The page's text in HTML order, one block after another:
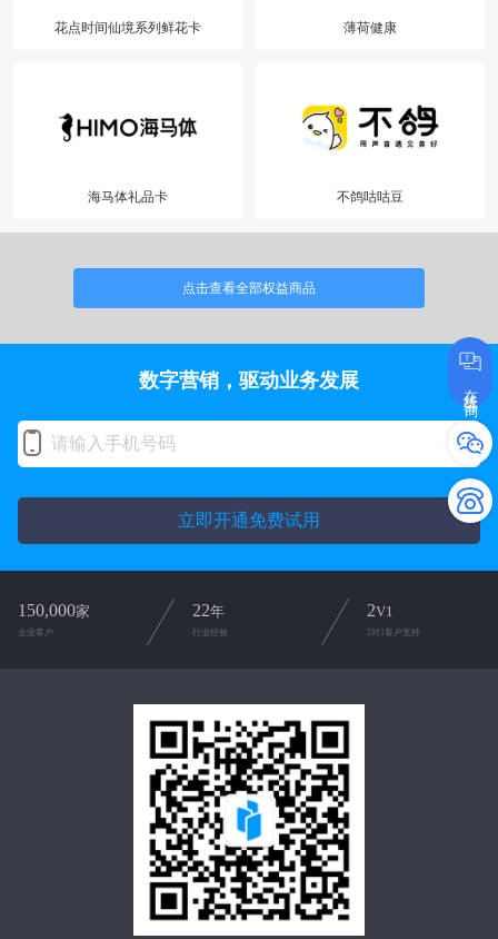
花点时间仙境系列鲜花卡 薄荷健康
海马体礼品卡 不鸽咕咕豆
点击查看全部权益商品
在线咨询
数字营销，驱动业务发展
立即开通免费试用
150,000家
企业客户
22年
行业经验
2V1
2对1客户支持